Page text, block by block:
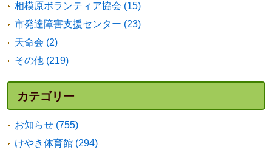
相模原ボランティア協会 (15)
市発達障害支援センター (23)
天命会 (2)
その他 (219)
カテゴリー
お知らせ (755)
けやき体育館 (294)